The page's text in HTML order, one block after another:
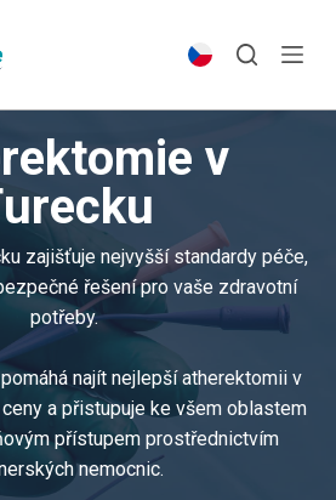
v
zajišťuje nejvyšší standardy péče,
řešení pro vaše zdravotní
potřeby.
najít nejlepší atherektomii v
a přistupuje ke všem oblastem
přístupem prostřednictvím
nemocnic.